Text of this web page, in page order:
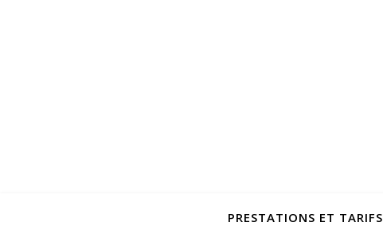
PRESTATIONS ET TARIFS